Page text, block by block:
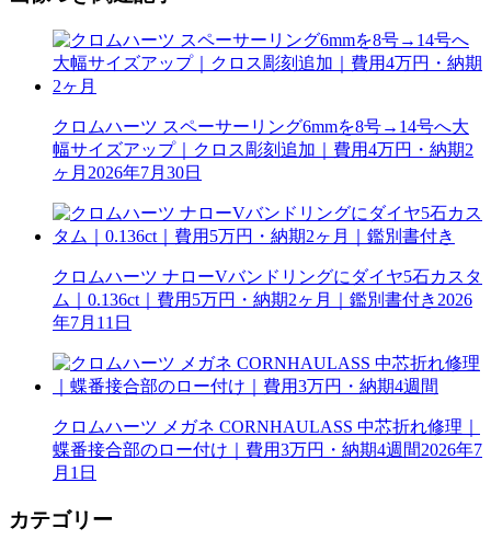
クロムハーツ スペーサーリング6mmを8号→14号へ大
幅サイズアップ｜クロス彫刻追加｜費用4万円・納期2
ヶ月 2026年7月30日
クロムハーツ ナローVバンドリングにダイヤ5石カスタ
ム｜0.136ct｜費用5万円・納期2ヶ月｜鑑別書付き 2026
年7月11日
クロムハーツ メガネ CORNHAULASS 中芯折れ修理｜
蝶番接合部のロー付け｜費用3万円・納期4週間2026年7
月1日
カテゴリー